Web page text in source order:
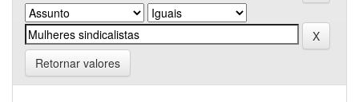
Retornar valores